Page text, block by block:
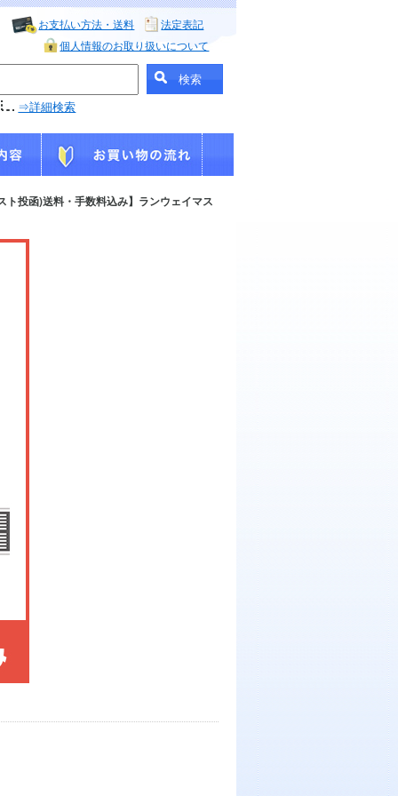
お支払い方法・送料
法定表記
個人情報のお取り扱いについて
⇒詳細検索
ト投函)送料・手数料込み】ランウェイマス